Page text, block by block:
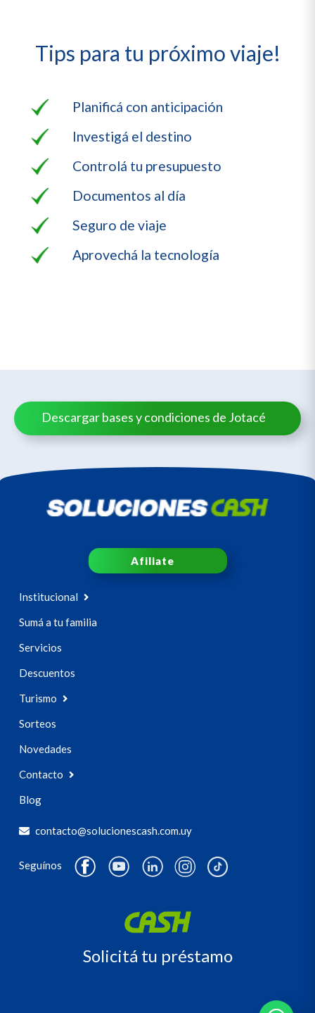
Tips para tu próximo viaje!
Planificá con anticipación
Investigá el destino
Controlá tu presupuesto
Documentos al día
Seguro de viaje
Aprovechá la tecnología
Descargar bases y condiciones de Jotacé
Afiliate
Institucional
Sumá a tu familia
Servicios
Descuentos
Turismo
Sorteos
Novedades
Contacto
Blog
contacto@solucionescash.com.uy
Seguínos
Solicitá tu préstamo